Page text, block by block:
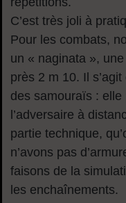
C’est très joli à
Pour les combats,
un « naginata »,
près 2 m 10. Il
des samouraïs :
l’adversaire à
partie technique,
n’avons pas
faisons de la
les enchaînements.